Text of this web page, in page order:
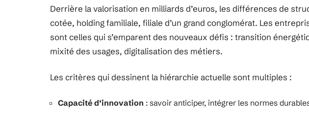
Derrière la valorisation en milliards d’euros, les différences de
cotée, holding familiale, filiale d’un grand conglomérat. Les
sont celles qui s’emparent des nouveaux défis : transition
mixité des usages, digitalisation des métiers.
Les critères qui dessinent la hiérarchie actuelle sont multiples :
Capacité d’innovation : savoir anticiper, intégrer les normes